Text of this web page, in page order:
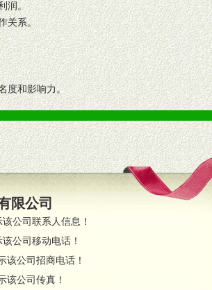
润。
关系。
度和影响力。
品顺利销售。
持。
限公司
公司联系人信息！
公司移动电话！
该公司招商电话！
该公司传真！